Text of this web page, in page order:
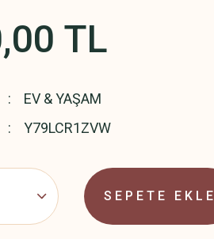
TL
EV & YAŞAM
Y79LCR1ZVW
SEPETE EKLE